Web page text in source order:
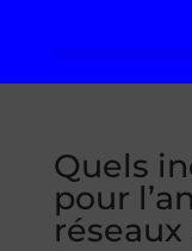
Quels
pour
réseaux